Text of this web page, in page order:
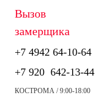
Вызов
замерщика
+7 4942 64-10-64
+7 920 642-13-44
КОСТРОМА / 9:00-18:00